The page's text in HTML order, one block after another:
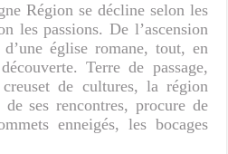
Région se décline selon les
les passions. De l’ascension
église romane, tout, en
Terre de passage,
de cultures, la région
de ses rencontres, procure de
enneigés, les bocages